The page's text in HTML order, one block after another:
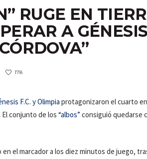
RUGE EN
A
178
F.C. y Olimpia protagonizaron el cuarto
El conjunto de los“albos” consiguió quedarse
en el marcador a los diez minutos de juego,